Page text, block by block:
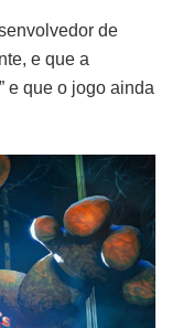
de
e que a
e que o jogo ainda